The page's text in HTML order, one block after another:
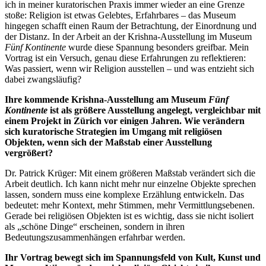
ich in meiner kuratorischen Praxis immer wieder an eine Grenze
stoße: Religion ist etwas Gelebtes, Erfahrbares – das Museum
hingegen schafft einen Raum der Betrachtung, der Einordnung und
der Distanz. In der Arbeit an der Krishna-Ausstellung im Museum
Fünf Kontinente wurde diese Spannung besonders greifbar. Mein
Vortrag ist ein Versuch, genau diese Erfahrungen zu reflektieren:
Was passiert, wenn wir Religion ausstellen – und was entzieht sich
dabei zwangsläufig?
Ihre kommende Krishna-Ausstellung am Museum Fünf
Kontinente ist als größere Ausstellung angelegt, vergleichbar mit
einem Projekt in Zürich vor einigen Jahren. Wie verändern
sich kuratorische Strategien im Umgang mit religiösen
Objekten, wenn sich der Maßstab einer Ausstellung
vergrößert?
Dr. Patrick Krüger: Mit einem größeren Maßstab verändert sich die
Arbeit deutlich. Ich kann nicht mehr nur einzelne Objekte sprechen
lassen, sondern muss eine komplexe Erzählung entwickeln. Das
bedeutet: mehr Kontext, mehr Stimmen, mehr Vermittlungsebenen.
Gerade bei religiösen Objekten ist es wichtig, dass sie nicht isoliert
als „schöne Dinge“ erscheinen, sondern in ihren
Bedeutungszusammenhängen erfahrbar werden.
Ihr Vortrag bewegt sich im Spannungsfeld von Kult, Kunst und